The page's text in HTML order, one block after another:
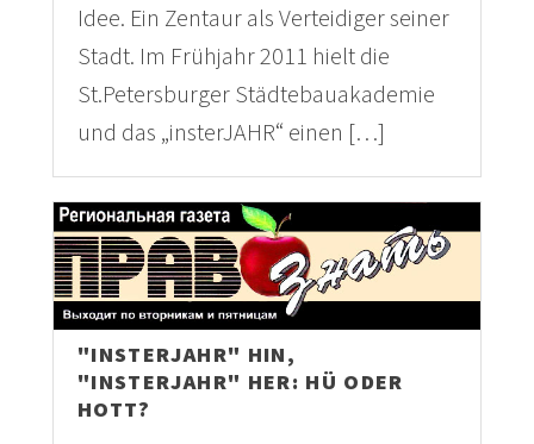
Idee. Ein Zentaur als Verteidiger seiner
Stadt. Im Frühjahr 2011 hielt die
St.Petersburger Städtebauakademie
und das „insterJAHR“ einen […]
"INSTERJAHR" HIN,
"INSTERJAHR" HER: HÜ ODER
HOTT?